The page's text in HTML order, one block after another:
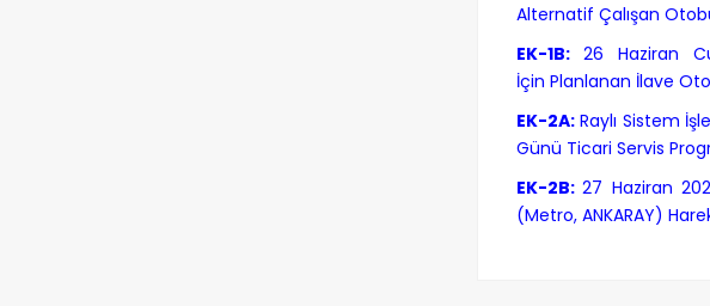
Alternatif Çalışan
EK-1B: 26 Haziran
İçin Planlanan İlave
EK-2A: Raylı Sistem
Günü Ticari Servis
EK-2B:27 Haziran
(Metro, ANKARAY)